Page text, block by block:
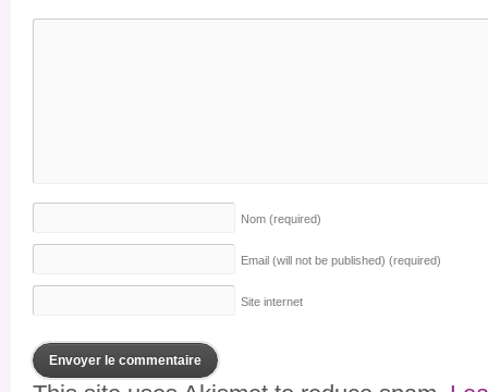
Nom (required)
Email (will not be published) (required)
Site internet